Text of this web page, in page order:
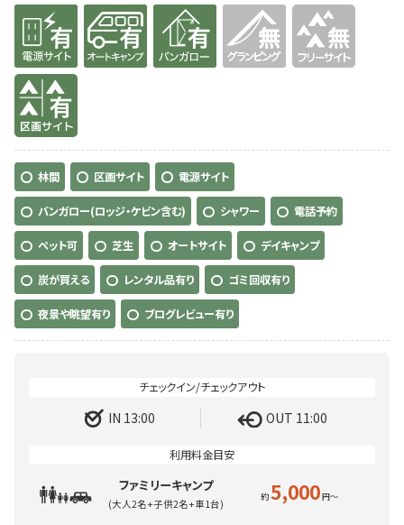
有り 有り 有り
有り
林間 区画サイト 電源サイト
バンガロー(ロッジ・ケビン含む) シャワー 電話予約
ペット可 芝生 オートサイト デイキャンプ
炭が買える レンタル品有り ゴミ回収有り
夜景や眺望有り ブログレビュー有り
IN 13:00 OUT 11:00
ファミリーキャンプ
(大人2名+子供2名+車1台) 5,000